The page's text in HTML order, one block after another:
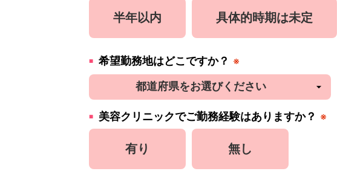
半年以内 具体的時期は未定
希望勤務地はどこですか？ ※
美容クリニックでご勤務経験はありますか？ ※
有り 無し